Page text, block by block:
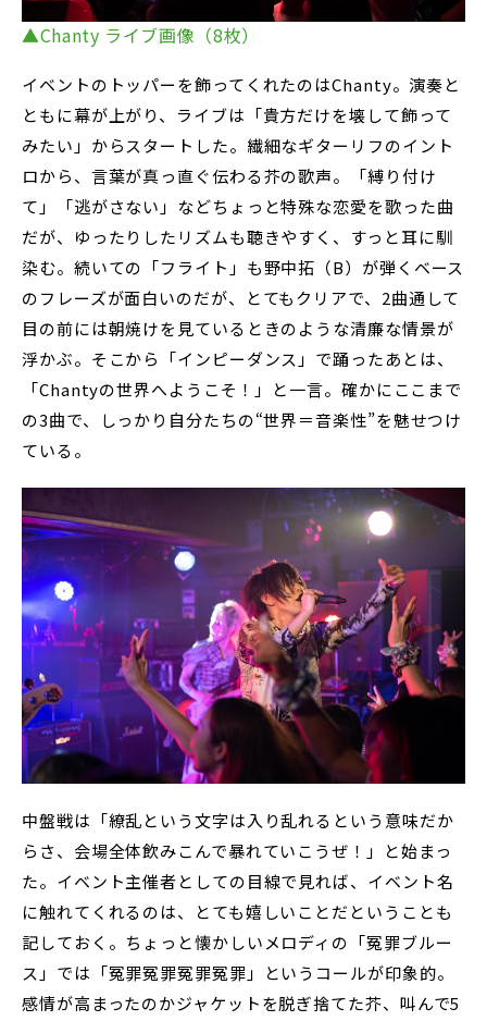
▲Chanty ライブ画像（8枚）
イベントのトッパーを飾ってくれたのはChanty。演奏と
ともに幕が上がり、ライブは「貴方だけを壊して飾って
みたい」からスタートした。繊細なギターリフのイント
ロから、言葉が真っ直ぐ伝わる芥の歌声。「縛り付け
て」「逃がさない」などちょっと特殊な恋愛を歌った曲
だが、ゆったりしたリズムも聴きやすく、すっと耳に馴
染む。続いての「フライト」も野中拓（B）が弾くベース
のフレーズが面白いのだが、とてもクリアで、2曲通して
目の前には朝焼けを見ているときのような清廉な情景が
浮かぶ。そこから「インピーダンス」で踊ったあとは、
「Chantyの世界へようこそ！」と一言。確かにここまで
の3曲で、しっかり自分たちの“世界＝音楽性”を魅せつけ
ている。
中盤戦は「繚乱という文字は入り乱れるという意味だか
らさ、会場全体飲みこんで暴れていこうぜ！」と始まっ
た。イベント主催者としての目線で見れば、イベント名
に触れてくれるのは、とても嬉しいことだということも
記しておく。ちょっと懐かしいメロディの「冤罪ブルー
ス」では「冤罪冤罪冤罪冤罪」というコールが印象的。
感情が高まったのかジャケットを脱ぎ捨てた芥、叫んで5